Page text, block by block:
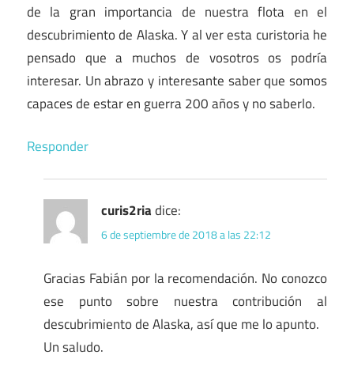
de la gran importancia de nuestra flota en el
descubrimiento de Alaska. Y al ver esta curistoria he
pensado que a muchos de vosotros os podría
interesar. Un abrazo y interesante saber que somos
capaces de estar en guerra 200 años y no saberlo.
Responder
curis2ria dice:
6 de septiembre de 2018 a las 22:12
Gracias Fabián por la recomendación. No conozco
ese punto sobre nuestra contribución al
descubrimiento de Alaska, así que me lo apunto.
Un saludo.